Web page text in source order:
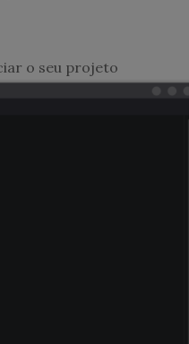
o seu projeto